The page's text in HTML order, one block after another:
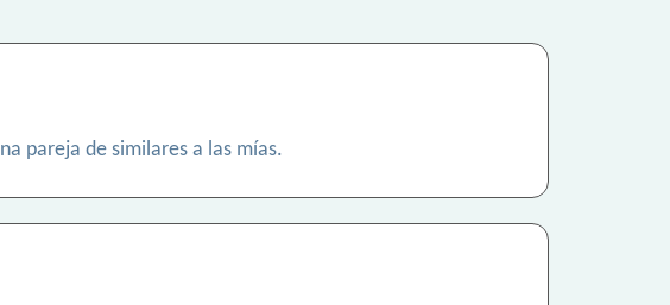
pareja de similares a las mías.